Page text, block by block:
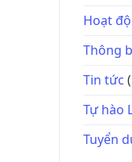
Hoạt
Thông
Tin tức
Tự hào
Tuyển